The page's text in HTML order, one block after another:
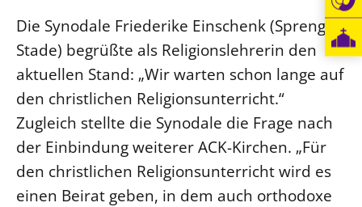
Die Synodale Friederike Einschenk (Sprengel
Stade) begrüßte als Religionslehrerin den
aktuellen Stand: „Wir warten schon lange auf
den christlichen Religionsunterricht.“
Zugleich stellte die Synodale die Frage nach
der Einbindung weiterer ACK-Kirchen. „Für
den christlichen Religionsunterricht wird es
einen Beirat geben, in dem auch orthodoxe